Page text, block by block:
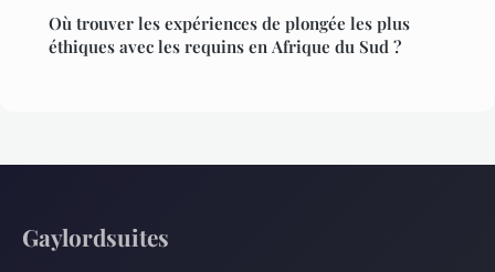
Où trouver les expériences de plongée les plus
éthiques avec les requins en Afrique du Sud ?
Gaylordsuites